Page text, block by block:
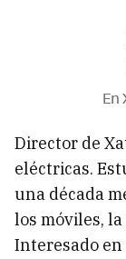
En
Director de
eléctricas.
una década
los móviles,
Interesado